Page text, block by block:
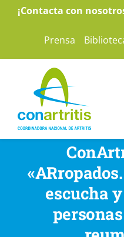
Saltar¡Contacta con
Prensa
Te ayudamos
escucha